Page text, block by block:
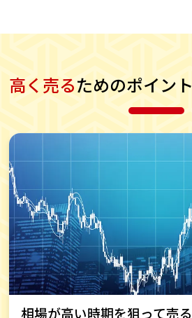
高く売るためのポイント
相場が高い時期を狙って売る